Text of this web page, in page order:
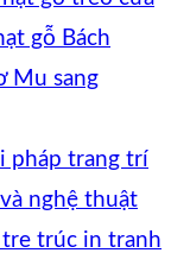
gỗ Bách
Mu sang
pháp trang trí
nghệ thuật
tre trúc in tranh